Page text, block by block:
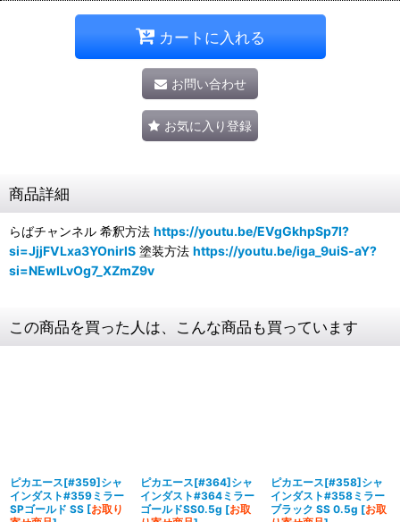
カートに入れる
お問い合わせ
お気に入り登録
商品詳細
らばチャンネル 希釈方法 https://youtu.be/EVgGkhpSp7I?
si=JjjFVLxa3YOnirlS 塗装方法 https://youtu.be/iga_9uiS-aY?
si=NEwILvOg7_XZmZ9v
この商品を買った人は、こんな商品も買っています
ピカエース[#359]シャ
インダスト#359ミラー
SPゴールド SS [お取り
ピカエース[#364]シャ
インダスト#364ミラー
ゴールドSS0.5g [お取
ピカエース[#358]シャ
インダスト#358ミラー
ブラック SS 0.5g [お取